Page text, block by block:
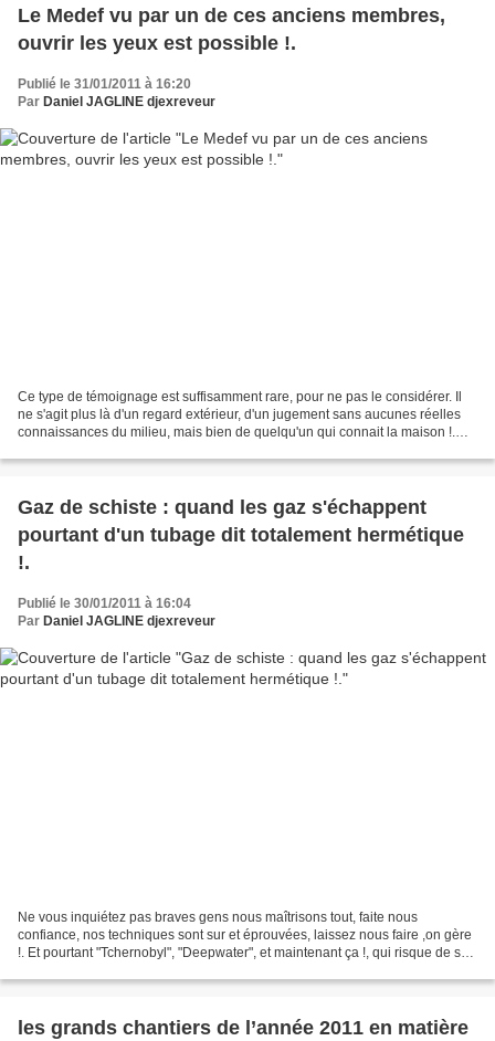
Le Medef vu par un de ces anciens membres,
ouvrir les yeux est possible !.
Publié le 31/01/2011 à 16:20
Par Daniel JAGLINE djexreveur
Ce type de témoignage est suffisamment rare, pour ne pas le considérer. Il
ne s'agit plus là d'un regard extérieur, d'un jugement sans aucunes réelles
connaissances du milieu, mais bien de quelqu'un qui connait la maison !.
Gaz de schiste : quand les gaz s'échappent
pourtant d'un tubage dit totalement hermétique
!.
Publié le 30/01/2011 à 16:04
Par Daniel JAGLINE djexreveur
Ne vous inquiétez pas braves gens nous maîtrisons tout, faite nous
confiance, nos techniques sont sur et éprouvées, laissez nous faire ,on gère
!. Et pourtant "Tchernobyl", "Deepwater", et maintenant ça !, qui risque de se
les grands chantiers de l’année 2011 en matière